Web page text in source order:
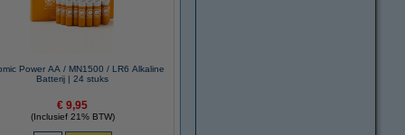
Power AA / MN1500 / LR6 Alkaline
Batterij | 24 stuks
€ 9,95
(Inclusief 21% BTW)